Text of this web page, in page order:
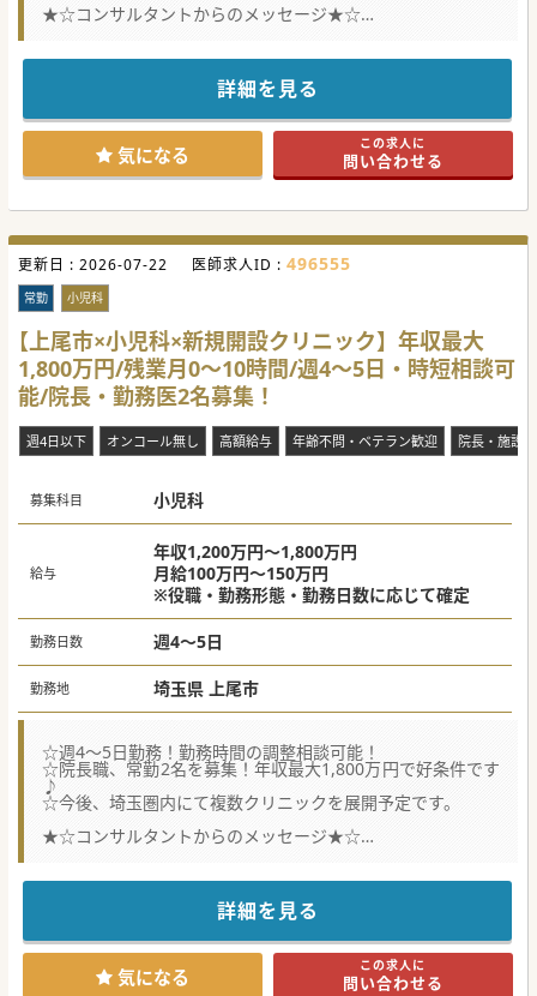
★☆コンサルタントからのメッセージ★☆
地域の周産期医療を担う病院にて医師を募集！
機関ですので、
働き易さに定評があります。ライフスタイルに合わせた働き
ご興味ある方は、まずはご相談ください。
#秋入職可
詳細を見る
気になる この求人に
問い合わせる
更新日 : 2026-07-22 医師求人ID : 496555
常勤 小児科
【上尾市×小児科×新規開設クリニック】年収最大
1,800万円/残業月0～10時間/週4～5日・時短相談可
能/院長・勤務医2名募集！
週4日以下 オンコール無し 高額給与 年齢不問・ベテラン歓迎 院長・施設
募集科目 小児科
給与
年収1,200万円～1,800万円
月給100万円～150万円
※役職・勤務形態・勤務日数に応じて確定
勤務日数 週4～5日
勤務地 埼玉県 上尾市
☆週4～5日勤務！勤務時間の調整相談可能！
☆院長職、常勤2名を募集！年収最大1,800万円で好条件です
♪
☆今後、埼玉圏内にて複数クリニックを展開予定です。
★☆コンサルタントからのメッセージ★☆
埼玉県を中心に展開を予定している法人から新規サテライト
院長募集、常勤医と2名の採用を予定しており、
本院から30分程度の距離での開院のため、連携も抜群です。
非常勤からの勤務もご相談可能でございますので
まずはお問い合わせください♪
#秋入職可
詳細を見る
気になる この求人に
問い合わせる